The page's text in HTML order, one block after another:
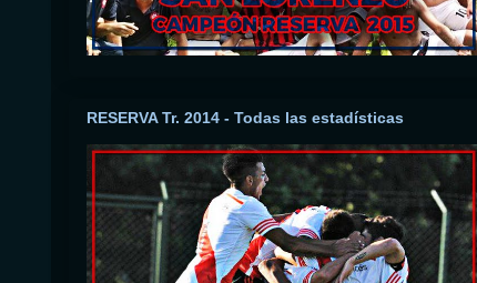
RESERVA Tr. 2014 - Todas las estadísticas